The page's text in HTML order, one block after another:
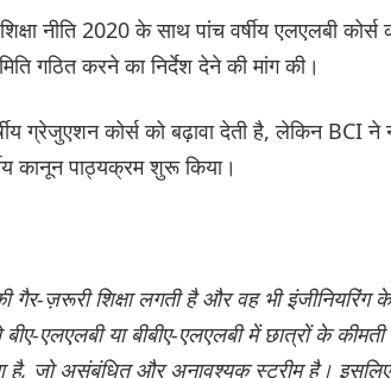
नीति 2020 के साथ पांच वर्षीय एलएलबी
गठित करने का निर्देश देने की मांग की।
ग्रेजुएशन कोर्स को बढ़ावा देती है, लेकिन BCI ने
कानून पाठ्यक्रम शुरू किया।
ज़रूरी शिक्षा लगती है और वह भी इंजीनियरिंग के
एलएलबी या बीबीए-एलएलबी में छात्रों के
है, जो असंबंधित और अनावश्यक स्ट्रीम है।